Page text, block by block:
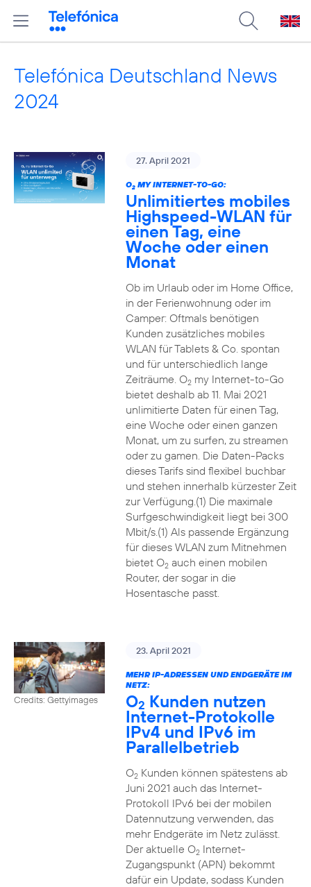
Telefónica Deutschland News
2024
27. April 2021
O2MY INTERNET-TO-GO:
Unlimitiertes mobiles
Highspeed-WLAN für
einen Tag, eine
Woche oder einen
Monat
Ob im Urlaub oder im Home Office,
in der Ferienwohnung oder im
Camper: Oftmals benötigen
Kunden zusätzliches mobiles
WLAN für Tablets & Co. spontan
und für unterschiedlich lange
Zeiträume. O2my Internet-to-Go
bietet deshalb ab 11. Mai 2021
unlimitierte Daten für einen Tag,
eine Woche oder einen ganzen
Monat, um zu surfen, zu streamen
oder zu gamen. Die Daten-Packs
dieses Tarifs sind flexibel buchbar
und stehen innerhalb kürzester Zeit
zur Verfügung.(1) Die maximale
Surfgeschwindigkeit liegt bei 300
Mbit/s.(1) Als passende Ergänzung
für dieses WLAN zum Mitnehmen
bietet O2auch einen mobilen
Router, der sogar in die
Hosentasche passt.
Credits: Gettyimages
23. April 2021
MEHR IP-ADRESSEN UND ENDGERÄTE IM
NETZ:
O2 Kunden nutzen
Internet-Protokolle
IPv4 und IPv6 im
Parallelbetrieb
O2Kunden können spätestens ab
Juni 2021 auch das Internet-
Protokoll IPv6 bei der mobilen
Datennutzung verwenden, das
mehr Endgeräte im Netz zulässt.
Der aktuelle O2Internet-
Zugangspunkt (APN) bekommt
dafür ein Update, sodass Kunden